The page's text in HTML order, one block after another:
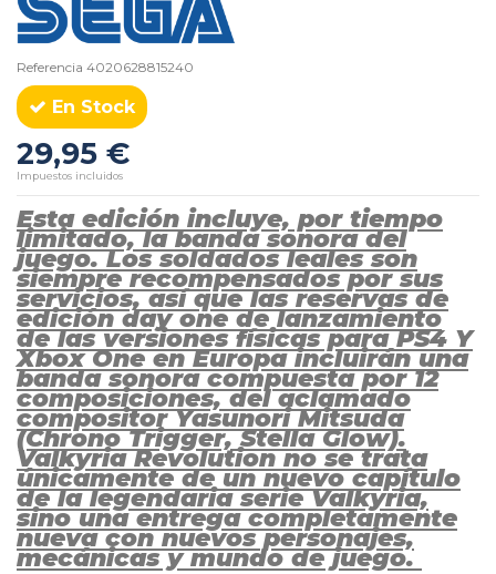
Referencia 4020628815240
En Stock
29,95 €
Impuestos incluidos
Esta edición incluye, por tiempo
limitado, la banda sonora del
juego. Los soldados leales son
siempre recompensados por sus
servicios, así que las reservas de
edición day one de lanzamiento
de las versiones físicas para PS4 Y
Xbox One en Europa incluirán una
banda sonora compuesta por 12
composiciones, del aclamado
compositor Yasunori Mitsuda
(Chrono Trigger, Stella Glow).
Valkyria Revolution no se trata
únicamente de un nuevo capítulo
de la legendaria serie Valkyria,
sino una entrega completamente
nueva con nuevos personajes,
mecánicas y mundo de juego.